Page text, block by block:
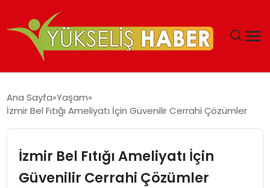
MALIYETLERINI AZALTIYOR’
Ana Sayfa Yaşam
İzmir Bel Fıtığı Ameliyatı İçin Güvenilir Cerrahi Çözümler
İzmir Bel Fıtığı Ameliyatı İçin
Güvenilir Cerrahi Çözümler